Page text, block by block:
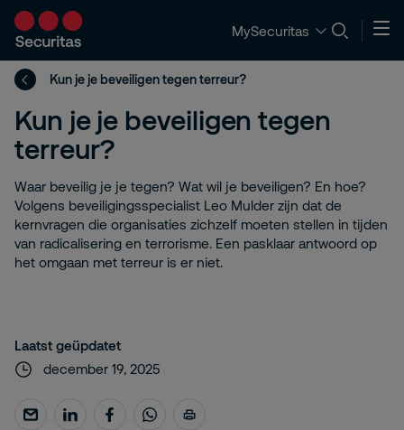
MySecuritas
Kun je je beveiligen tegen terreur?
Kun je je beveiligen tegen
terreur?
Waar beveilig je je tegen? Wat wil je beveiligen? En hoe?
Volgens beveiligingsspecialist Leo Mulder zijn dat de
kernvragen die organisaties zichzelf moeten stellen in tijden
van radicalisering en terrorisme. Een pasklaar antwoord op
het omgaan met terreur is er niet.
Laatst geüpdatet
december 19, 2025